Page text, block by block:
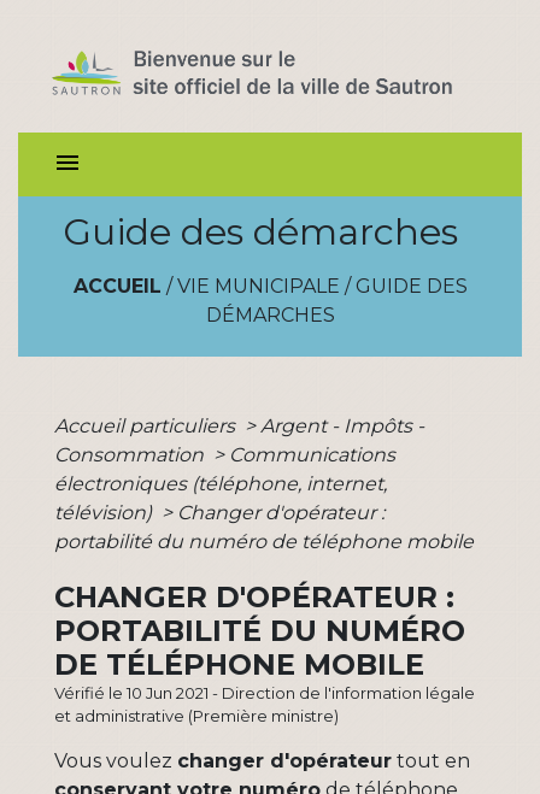
menu
Guide des démarches
ACCUEIL / VIE MUNICIPALE / GUIDE DES
DÉMARCHES
Accueil particuliers > Argent - Impôts -
Consommation > Communications
électroniques (téléphone, internet,
télévision) > Changer d'opérateur :
portabilité du numéro de téléphone mobile
CHANGER D'OPÉRATEUR :
PORTABILITÉ DU NUMÉRO
DE TÉLÉPHONE MOBILE
Vérifié le 10 Jun 2021 - Direction de l'information légale
et administrative (Première ministre)
Vous voulez changer d'opérateur tout en